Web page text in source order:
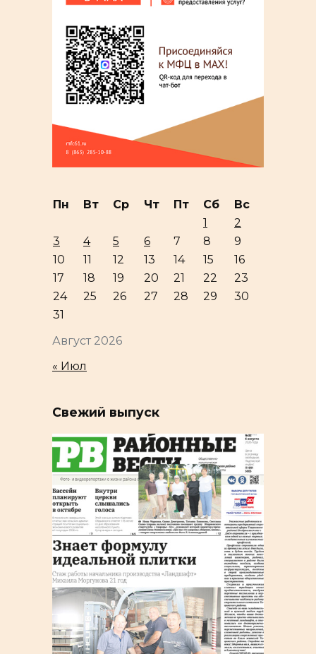
Август 2026
Пн Вт Ср Чт Пт Сб
Вс
1
2
3
4 5 6 7 8
9
10
11 12 13 14 15
16
17
18 19 20 21 22
23
24
25 26 27 28 29
30
31
« Июл
Свежий выпуск